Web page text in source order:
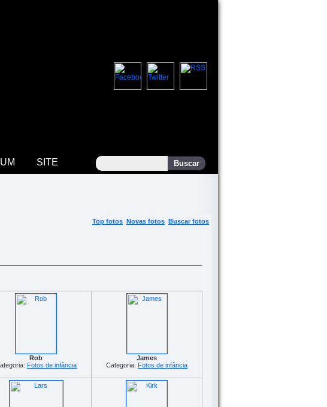
SITE
Top fotos Novas fotos Buscar fotos
Rob
Fotos de infância
James
Categoria: Fotos de infância